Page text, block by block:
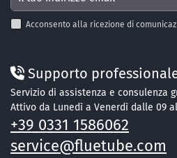
Acconsento alla ricezione di
Supporto
Servizio di assistenza e consulenza
Attivo da Lunedì a Venerdì dalle 09
+39 0331 1586062
service@fluetube.com